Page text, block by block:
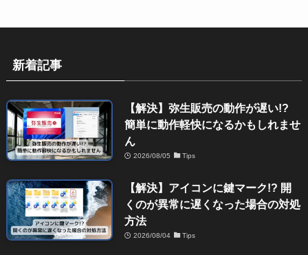
新着記事
【解決】弥生販売の動作が遅い!?
簡単に動作軽快になるかもしれませ
ん
2026/08/05 Tips
【解決】アイコンに鍵マーク!? 開
くのが異常に遅くなった場合の対処
方法
2026/08/04 Tips